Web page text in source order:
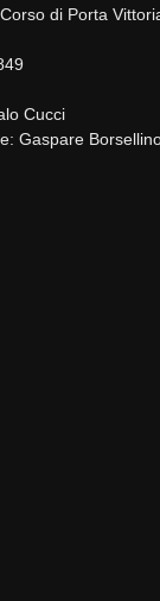
di Porta
Cucci
Gaspare